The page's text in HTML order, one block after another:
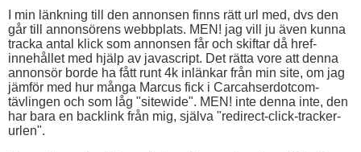
I min länkning till den annonsen finns rätt url med, dvs den
går till annonsörens webbplats. MEN! jag vill ju även kunna
tracka antal klick som annonsen får och skiftar då href-
innehållet med hjälp av javascript. Det rätta vore att denna
annonsör borde ha fått runt 4k inlänkar från min site, om jag
jämför med hur många Marcus fick i Carcahserdotcom-
tävlingen och som låg "sitewide". MEN! inte denna inte, den
har bara en backlink från mig, själva "redirect-click-tracker-
urlen".